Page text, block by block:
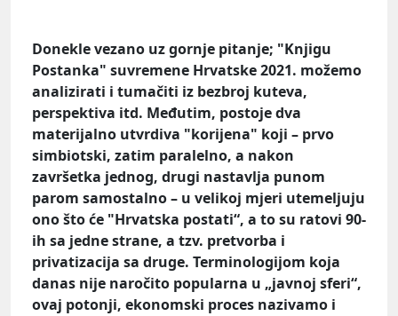
Donekle vezano uz gornje pitanje; "Knjigu
Postanka" suvremene Hrvatske 2021. možemo
analizirati i tumačiti iz bezbroj kuteva,
perspektiva itd. Međutim, postoje dva
materijalno utvrdiva "korijena" koji – prvo
simbiotski, zatim paralelno, a nakon
završetka jednog, drugi nastavlja punom
parom samostalno – u velikoj mjeri utemeljuju
ono što će "Hrvatska postati“, a to su ratovi 90-
ih sa jedne strane, a tzv. pretvorba i
privatizacija sa druge. Terminologijom koja
danas nije naročito popularna u „javnoj sferi“,
ovaj potonji, ekonomski proces nazivamo i